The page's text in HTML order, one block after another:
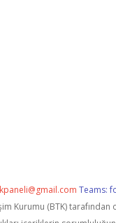
Teams:
Kurumu (BTK)